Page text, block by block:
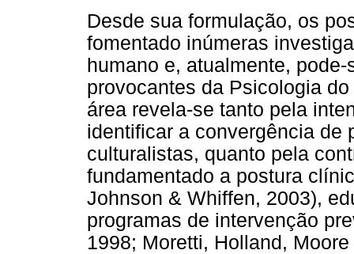
Desde sua formulação, os
fomentado inúmeras
humano e, atualmente,
provocantes da Psicologia
área revela-se tanto pela
identificar a convergência de
culturalistas, quanto pela
fundamentado a postura
Johnson & Whiffen, 2003),
programas de intervenção
1998; Moretti, Holland,